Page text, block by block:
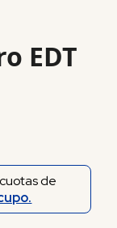
EDT
cuotas de